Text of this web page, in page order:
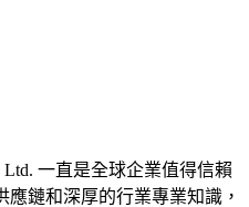
Ltd. 一直是全球企業值得信賴
鏈和深厚的行業專業知識，